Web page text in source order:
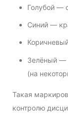
Голубой —
Синий —
Зелёный —
(на
Такая
контролю